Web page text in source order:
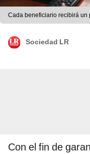
Cada beneficiario recibirá un
Sociedad LR
Con el fin de